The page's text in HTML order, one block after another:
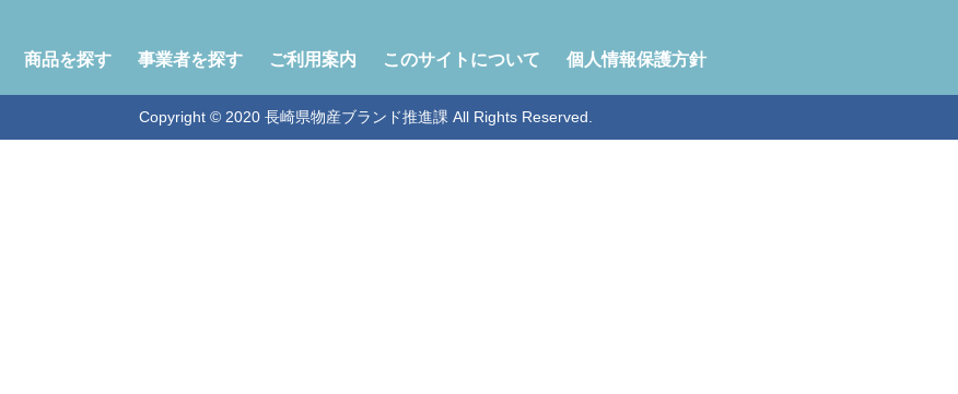
商品を探す 事業者を探す ご利用案内 このサイトについて 個人情報保護方針
Copyright © 2020 長崎県物産ブランド推進課 All Rights Reserved.